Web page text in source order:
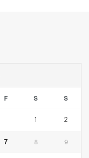
F S S
1 2
7 8 9